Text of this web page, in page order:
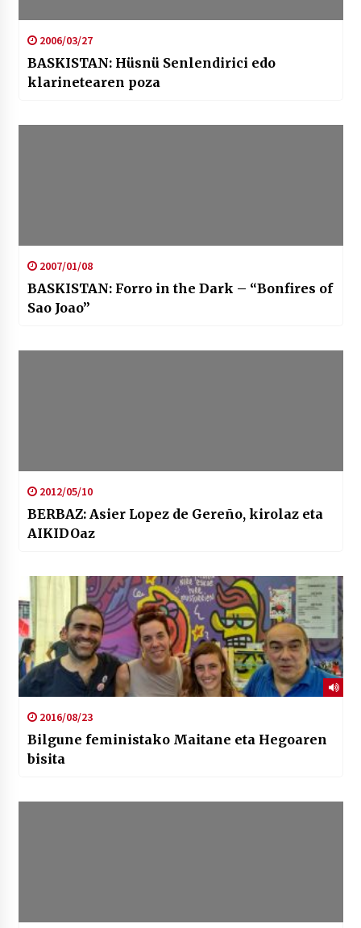
2006/03/27
BASKISTAN: Hüsnü Senlendirici edo
klarinetearen poza
2007/01/08
BASKISTAN: Forro in the Dark – “Bonfires of
Sao Joao”
2012/05/10
BERBAZ: Asier Lopez de Gereño, kirolaz eta
AIKIDOaz
2016/08/23
Bilgune feministako Maitane eta Hegoaren
bisita